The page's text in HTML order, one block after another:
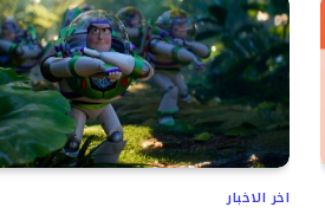
اخر الاخبار